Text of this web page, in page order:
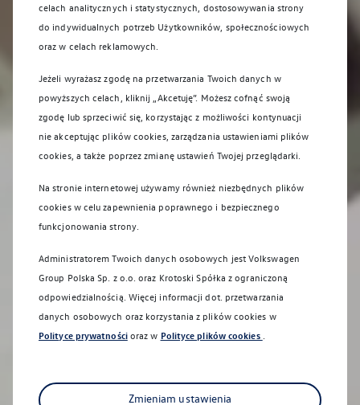
Na skróty
celach analitycznych i statystycznych, dostosowywania strony
do indywidualnych potrzeb Użytkowników, społecznościowych
oraz w celach reklamowych.
Jeżeli wyrażasz zgodę na przetwarzania Twoich danych w
powyższych celach, kliknij „Akcetuję”. Możesz cofnąć swoją
zgodę lub sprzeciwić się, korzystając z możliwości kontynuacji
nie akceptując plików cookies, zarządzania ustawieniami plików
cookies, a także poprzez zmianę ustawień Twojej przeglądarki.
Na stronie internetowej używamy również niezbędnych plików
cookies w celu zapewnienia poprawnego i bezpiecznego
funkcjonowania strony.
Administratorem Twoich danych osobowych jest Volkswagen
Group Polska Sp. z o.o. oraz Krotoski Spółka z ograniczoną
odpowiedzialnością. Więcej informacji dot. przetwarzania
danych osobowych oraz korzystania z plików cookies w
Polityce prywatnościoraz w Polityce plików cookies .
Zmieniam ustawienia